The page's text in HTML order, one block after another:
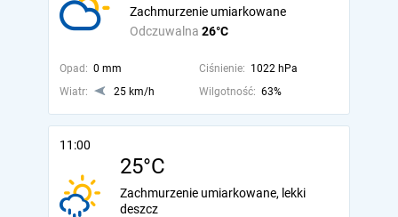
Odczuwalna 26°C
Zachmurzenie umiarkowane
Opad: 0 mm Ciśnienie: 1022 hPa
Wiatr:
25 km/h Wilgotność: 63%
11:00
25°C
Zachmurzenie umiarkowane, lekki
deszcz